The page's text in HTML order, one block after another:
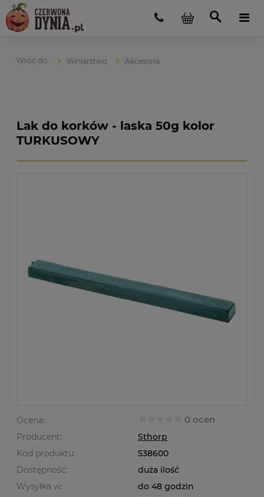
Winiarstwo Akcesoria
Lak do korków - laska 50g kolor
TURKUSOWY
Ocena: 0 ocen
Producent:
Sthorp
Kod produktu:
538600
Dostępność:
duża ilość
Wysyłka w:
do 48 godzin